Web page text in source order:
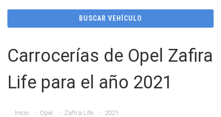
BUSCAR VEHÍCULO
Carrocerías de Opel Zafira
Life para el año 2021
Inicio Opel Zafira Life 2021